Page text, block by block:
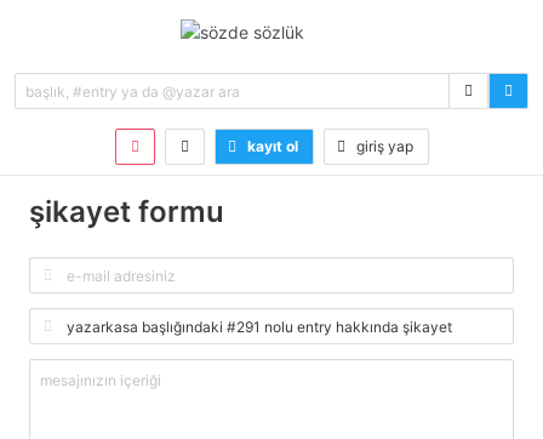
kayıt ol giriş yap
şikayet formu